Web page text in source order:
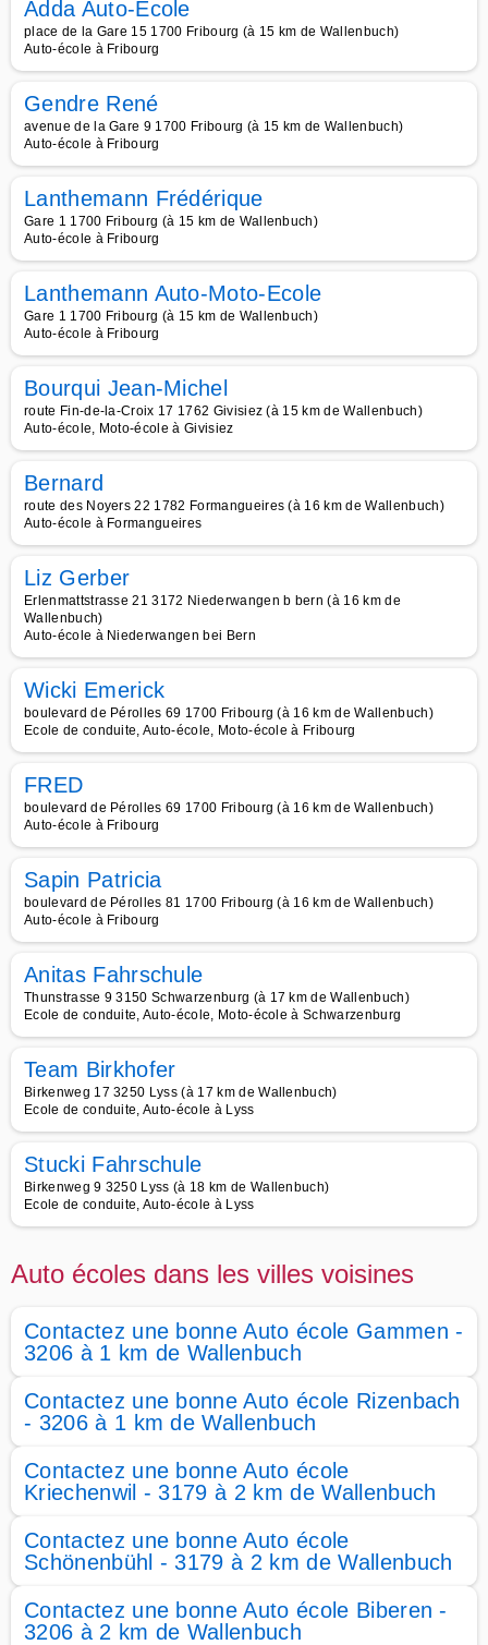
Adda Auto-Ecole
place de la Gare 15 1700 Fribourg (à 15 km de Wallenbuch)
Auto-école à Fribourg
Gendre René
avenue de la Gare 9 1700 Fribourg (à 15 km de Wallenbuch)
Auto-école à Fribourg
Lanthemann Frédérique
Gare 1 1700 Fribourg (à 15 km de Wallenbuch)
Auto-école à Fribourg
Lanthemann Auto-Moto-Ecole
Gare 1 1700 Fribourg (à 15 km de Wallenbuch)
Auto-école à Fribourg
Bourqui Jean-Michel
route Fin-de-la-Croix 17 1762 Givisiez (à 15 km de Wallenbuch)
Auto-école, Moto-école à Givisiez
Bernard
route des Noyers 22 1782 Formangueires (à 16 km de Wallenbuch)
Auto-école à Formangueires
Liz Gerber
Erlenmattstrasse 21 3172 Niederwangen b bern (à 16 km de
Wallenbuch)
Auto-école à Niederwangen bei Bern
Wicki Emerick
boulevard de Pérolles 69 1700 Fribourg (à 16 km de Wallenbuch)
Ecole de conduite, Auto-école, Moto-école à Fribourg
FRED
boulevard de Pérolles 69 1700 Fribourg (à 16 km de Wallenbuch)
Auto-école à Fribourg
Sapin Patricia
boulevard de Pérolles 81 1700 Fribourg (à 16 km de Wallenbuch)
Auto-école à Fribourg
Anitas Fahrschule
Thunstrasse 9 3150 Schwarzenburg (à 17 km de Wallenbuch)
Ecole de conduite, Auto-école, Moto-école à Schwarzenburg
Team Birkhofer
Birkenweg 17 3250 Lyss (à 17 km de Wallenbuch)
Ecole de conduite, Auto-école à Lyss
Stucki Fahrschule
Birkenweg 9 3250 Lyss (à 18 km de Wallenbuch)
Ecole de conduite, Auto-école à Lyss
Auto écoles dans les villes voisines
Contactez une bonne Auto école Gammen -
3206 à 1 km de Wallenbuch
Contactez une bonne Auto école Rizenbach
- 3206 à 1 km de Wallenbuch
Contactez une bonne Auto école
Kriechenwil - 3179 à 2 km de Wallenbuch
Contactez une bonne Auto école
Schönenbühl - 3179 à 2 km de Wallenbuch
Contactez une bonne Auto école Biberen -
3206 à 2 km de Wallenbuch